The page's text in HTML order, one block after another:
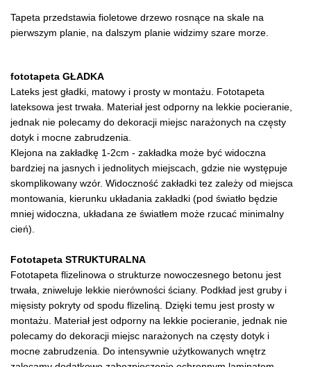
Tapeta przedstawia fioletowe drzewo rosnące na skale na
pierwszym planie, na dalszym planie widzimy szare morze.
fototapeta GŁADKA
Lateks jest gładki, matowy i prosty w montażu. Fototapeta
lateksowa jest trwała. Materiał jest odporny na lekkie pocieranie,
jednak nie polecamy do dekoracji miejsc narażonych na częsty
dotyk i mocne zabrudzenia.
Klejona na zakładkę 1-2cm - zakładka może być widoczna
bardziej na jasnych i jednolitych miejscach, gdzie nie występuje
skomplikowany wzór. Widoczność zakładki tez zależy od miejsca
montowania, kierunku układania zakładki (pod światło będzie
mniej widoczna, układana ze światłem może rzucać minimalny
cień).
Fototapeta STRUKTURALNA
Fototapeta flizelinowa o strukturze nowoczesnego betonu jest
trwała, zniweluje lekkie nierówności ściany. Podkład jest gruby i
mięsisty pokryty od spodu flizeliną. Dzięki temu jest prosty w
montażu. Materiał jest odporny na lekkie pocieranie, jednak nie
polecamy do dekoracji miejsc narażonych na częsty dotyk i
mocne zabrudzenia. Do intensywnie użytkowanych wnętrz